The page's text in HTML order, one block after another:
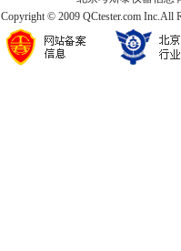
Copyright © 2009 QCtester.com Inc.All